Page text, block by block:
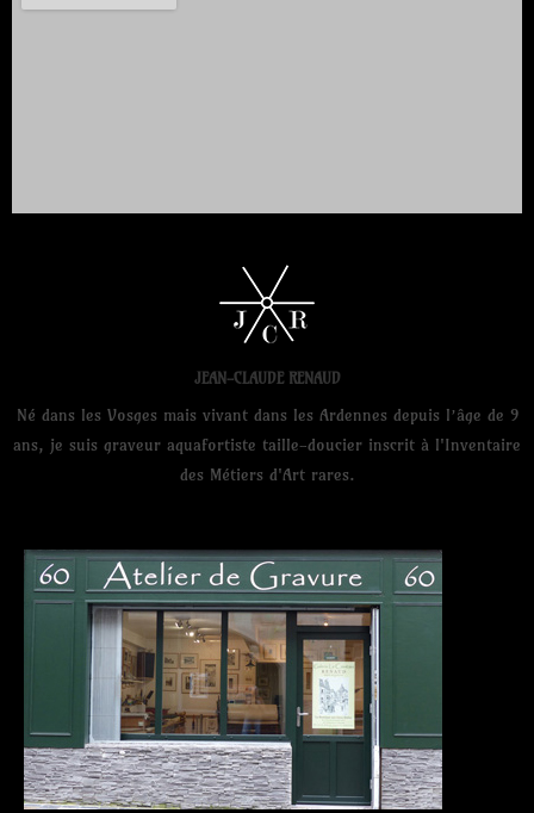
JEAN-CLAUDE RENAUD
Né dans les Vosges mais vivant dans les Ardennes depuis l’âge de 9
ans, je suis graveur aquafortiste taille-doucier inscrit à l'Inventaire
des Métiers d'Art rares.